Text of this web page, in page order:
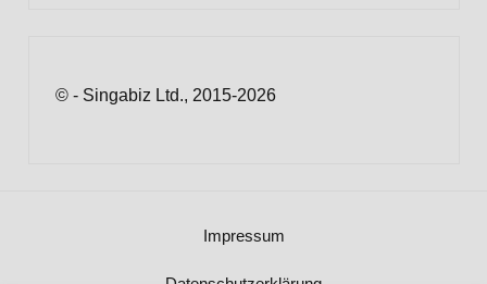
© - Singabiz Ltd., 2015-2026
Impressum